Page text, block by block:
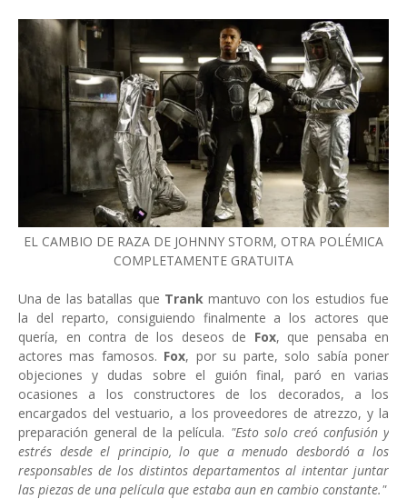
EL CAMBIO DE RAZA DE JOHNNY STORM, OTRA POLÉMICA
COMPLETAMENTE GRATUITA
Una de las batallas que Trankmantuvo con los estudios fue
la del reparto, consiguiendo finalmente a los actores que
quería, en contra de los deseos de Fox, que pensaba en
actores mas famosos. Fox, por su parte, solo sabía poner
objeciones y dudas sobre el guión final, paró en varias
ocasiones a los constructores de los decorados, a los
encargados del vestuario, a los proveedores de atrezzo, y la
preparación general de la película. "Esto solo creó confusión y
estrés desde el principio, lo que a menudo desbordó a los
responsables de los distintos departamentos al intentar juntar
las piezas de una película que estaba aun en cambio constante."